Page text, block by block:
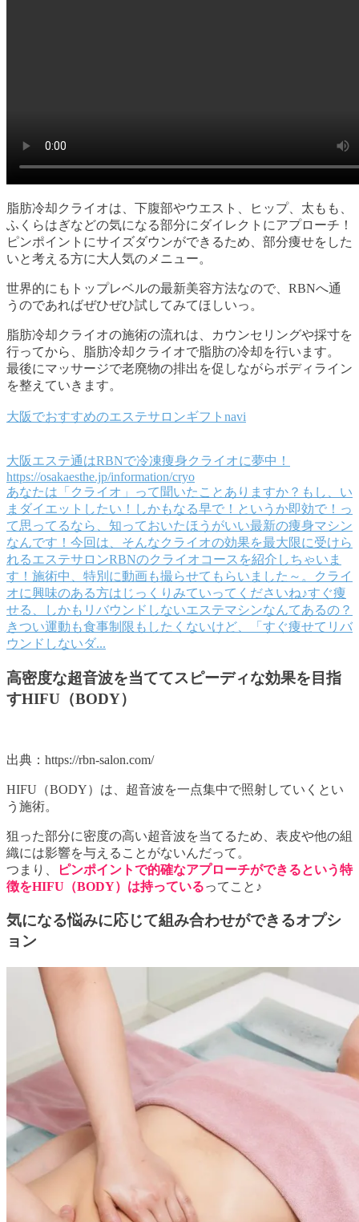
脂肪冷却クライオは、下腹部やウエスト、ヒップ、太もも、
ふくらはぎなどの気になる部分にダイレクトにアプローチ！
ピンポイントにサイズダウンができるため、部分痩せをした
いと考える方に大人気のメニュー。
世界的にもトップレベルの最新美容方法なので、RBNへ通
うのであればぜひぜひ試してみてほしいっ。
脂肪冷却クライオの施術の流れは、カウンセリングや採寸を
行ってから、脂肪冷却クライオで脂肪の冷却を行います。
最後にマッサージで老廃物の排出を促しながらボディライン
を整えていきます。
大阪でおすすめのエステサロンギフトnavi
大阪エステ通はRBNで冷凍痩身クライオに夢中！
https://osakaesthe.jp/information/cryo
あなたは「クライオ」って聞いたことありますか？もし、い
まダイエットしたい！しかもなる早で！というか即効で！っ
て思ってるなら、知っておいたほうがいい最新の痩身マシン
なんです！今回は、そんなクライオの効果を最大限に受けら
れるエステサロンRBNのクライオコースを紹介しちゃいま
す！施術中、特別に動画も撮らせてもらいました～。クライ
オに興味のある方はじっくりみていってくださいね♪すぐ痩
せる、しかもリバウンドしないエステマシンなんてあるの？
きつい運動も食事制限もしたくないけど、「すぐ痩せてリバ
ウンドしないダ...
高密度な超音波を当ててスピーディな効果を目指
すHIFU（BODY）
出典：https://rbn-salon.com/
HIFU（BODY）は、超音波を一点集中で照射していくとい
う施術。
狙った部分に密度の高い超音波を当てるため、表皮や他の組
織には影響を与えることがないんだって。
つまり、
ピンポイントで的確なアプローチができるという特
徴をHIFU（BODY）は持っているってこと♪
気になる悩みに応じて組み合わせができるオプシ
ョン